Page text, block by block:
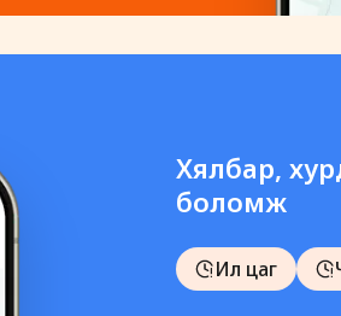
Хялбар,
боломж
Илүү цаг